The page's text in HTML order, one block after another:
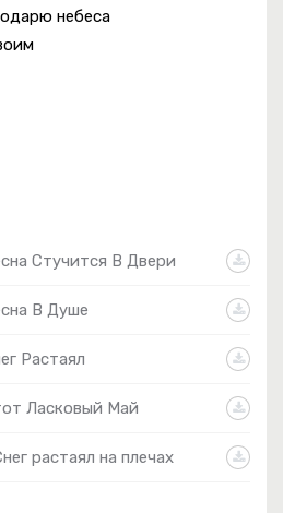
небеса
Стучится В Двери
В Душе
Растаял
Ласковый Май
растаял на плечах